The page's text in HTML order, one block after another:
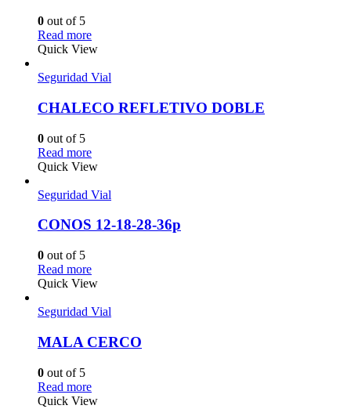
0 out of 5
Read more
Quick View
Seguridad Vial
CHALECO REFLETIVO DOBLE
0 out of 5
Read more
Quick View
Seguridad Vial
CONOS 12-18-28-36p
0 out of 5
Read more
Quick View
Seguridad Vial
MALA CERCO
0 out of 5
Read more
Quick View